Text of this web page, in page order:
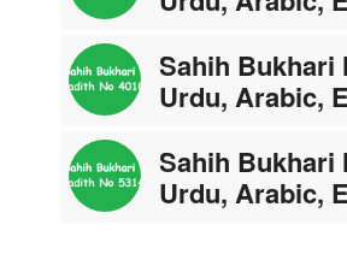
Sahih Bukhari
Urdu, Arabic,
Sahih Bukhari
Urdu, Arabic,